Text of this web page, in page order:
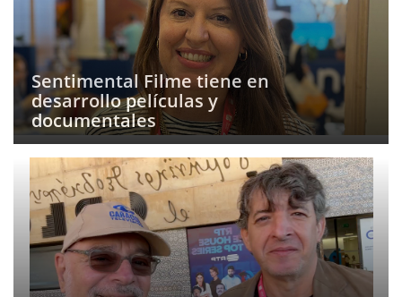
Sentimental Filme tiene en
desarrollo películas y
documentales